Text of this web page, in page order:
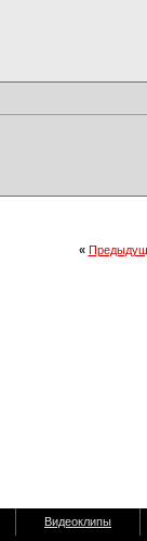
«
Видеоклипы